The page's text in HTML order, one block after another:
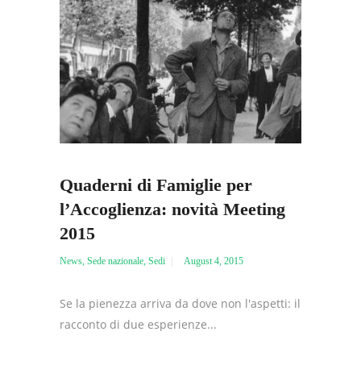
Quaderni di Famiglie per
l’Accoglienza: novità Meeting
2015
News, Sede nazionale, Sedi August 4, 2015
Se la pienezza arriva da dove non l'aspetti: il
racconto di due esperienze...